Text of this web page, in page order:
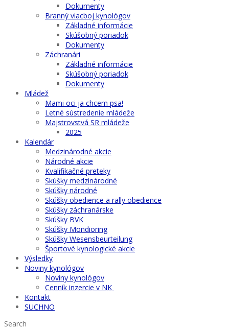
Dokumenty
Branný viacboj kynológov
Základné informácie
Skúšobný poriadok
Dokumenty
Záchranári
Základné informácie
Skúšobný poriadok
Dokumenty
Mládež
Mami oci ja chcem psa!
Letné sústredenie mládeže
Majstrovstvá SR mládeže
2025
Kalendár
Medzinárodné akcie
Národné akcie
Kvalifikačné preteky
Skúšky medzinárodné
Skúšky národné
Skúšky obedience a rally obedience
Skúšky záchranárske
Skúšky BVK
Skúšky Mondioring
Skúšky Wesensbeurteilung
Športové kynologické akcie
Výsledky
Noviny kynológov
Noviny kynológov
Cenník inzercie v NK
Kontakt
SUCHNO
Search